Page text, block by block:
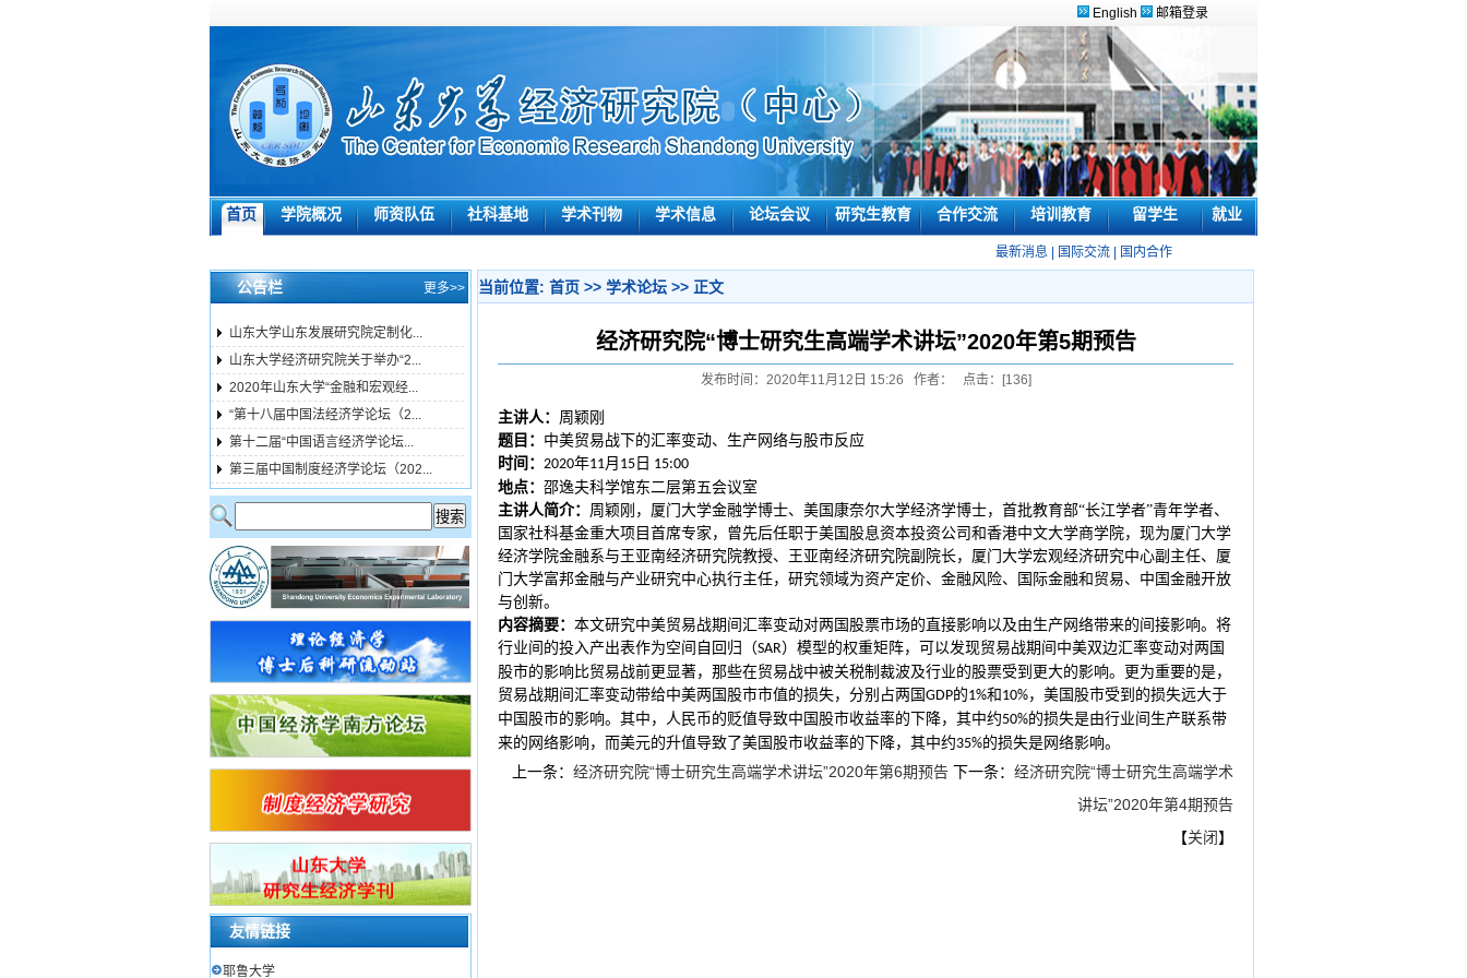
English 邮箱登录
首页 学院概况 师资队伍 社科基地 学术刊物 学术信息 论坛会议 研究生教育 合作交流 培训教育 留学生 就业
最新消息 国际交流 国内合作
公告栏 更多>>
山东大学山东发展研究院定制化...
山东大学经济研究院关于举办“2...
2020年山东大学“金融和宏观经...
“第十八届中国法经济学论坛（2...
第十二届“中国语言经济学论坛...
第三届中国制度经济学论坛（202...
友情链接
耶鲁大学
当前位置: 首页 >> 学术论坛 >> 正文
经济研究院“博士研究生高端学术讲坛”2020年第5期预告
发布时间：2020年11月12日 15:26 作者： 点击：[136]
主讲人： 周颖刚
题目： 中美贸易战下的汇率变动、生产网络与股市反应
时间： 2020年11月 15 日 15:00
地点： 邵逸夫科学馆东二层第五会议室
主讲人简介： 周颖刚，厦门大学金融学博士、美国康奈尔大学经济学博士，首批教育部“长江学者”青年学者、
国家社科基金重大项目首席专家，曾先后任职于美国股息资本投资公司和香港中文大学商学院，现为厦门大学
经济学院金融系与王亚南经济研究院教授、王亚南经济研究院副院长，厦门大学宏观经济研究中心副主任、厦
门大学富邦金融与产业研究中心执行主任，研究领域为资产定价、金融风险、国际金融和贸易、中国金融开放
与创新。
内容摘要： 本文研究中美贸易战期间汇率变动对两国股票市场的直接影响以及由生产网络带来的间接影响。将
行业间的投入产出表作为空间自回归（SAR）模型的权重矩阵，可以发现贸易战期间中美双边汇率变动对两国
股市的影响比贸易战前更显著，那些在贸易战中被关税制裁波及行业的股票受到更大的影响。更为重要的是，
贸易战期间汇率变动带给中美两国股市市值的损失，分别占两国 GDP的1%和 10%，美国股市受到的损失远大于
中国股市的影响。其中，人民币的贬值导致中国股市收益率的下降，其中约50%的损失是由行业间生产联系带
来的网络影响，而美元的升值导致了美国股市收益率的下降，其中约35%的损失是网络影响。
上一条： 经济研究院“博士研究生高端学术讲坛”2020年第6期预告 下一条： 经济研究院“博士研究生高端学术
讲坛”2020年第4期预告
【关闭】